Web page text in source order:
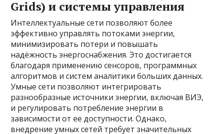
Grids) и системы управления
Интеллектуальные сети позволяют более
эффективно управлять потоками энергии,
минимизировать потери и повышать
надёжность энергоснабжения. Это достигается
благодаря применению сенсоров, программных
алгоритмов и систем аналитики больших данных.
Умные сети позволяют интегрировать
разнообразные источники энергии, включая ВИЭ,
и регулировать потребление энергии в
зависимости от ее доступности. Однако,
внедрение умных сетей требует значительных